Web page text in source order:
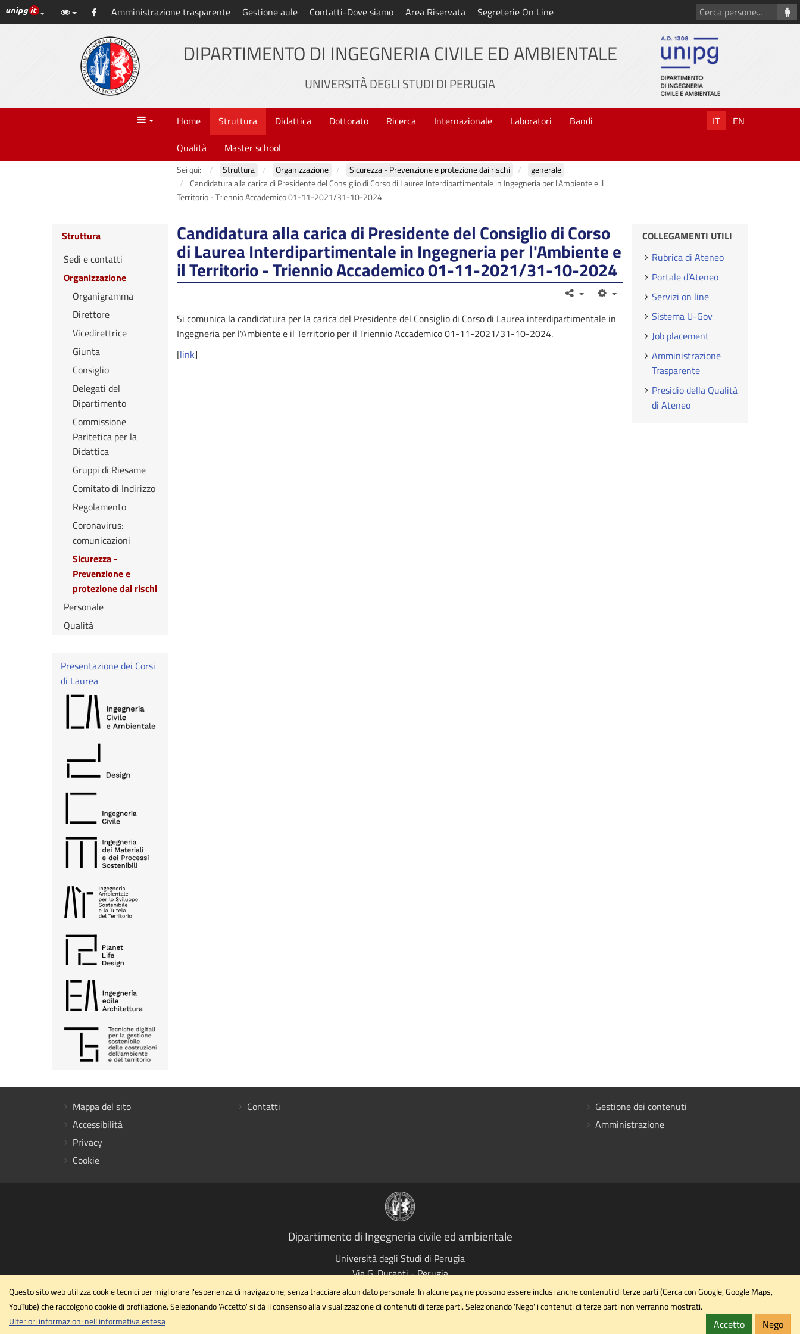
Vai
al
Link ai principali servizi web di Ateneo
Facebook
Amministrazione trasparente Gestione aule Contatti-Dove siamo Area Riservata Segreterie On Line
Cerca
persone
DIPARTIMENTO DI INGEGNERIA CIVILE ED AMBIENTALE
UNIVERSITÀ DEGLI STUDI DI PERUGIA
Menu Home Struttura Didattica Dottorato Ricerca Internazionale Laboratori
Bandi
Qualità
Master school
IT EN
Sei qui: Struttura Organizzazione Sicurezza - Prevenzione e protezione dai rischi
generale
Candidatura alla carica di Presidente del Consiglio di Corso di Laurea Interdipartimentale in Ingegneria per l'Ambiente e il
Territorio - Triennio Accademico 01-11-2021/31-10-2024
Candidatura alla carica di Presidente del Consiglio di Corso
di Laurea Interdipartimentale in Ingegneria per l'Ambiente e
il Territorio - Triennio Accademico 01-11-2021/31-10-2024
Si comunica la candidatura per la carica del Presidente del Consiglio di Corso di Laurea interdipartimentale in
Ingegneria per l'Ambiente e il Territorio per il Triennio Accademico 01-11-2021/31-10-2024.
[link]
Struttura
Sedi e contatti
Organizzazione
Organigramma
Direttore
Vicedirettrice
Giunta
Consiglio
Delegati del
Dipartimento
Commissione
Paritetica per la
Didattica
Gruppi di Riesame
Comitato di Indirizzo
Regolamento
Coronavirus:
comunicazioni
Sicurezza -
Prevenzione e
protezione dai rischi
Personale
Qualità
Presentazione dei Corsi
di Laurea
COLLEGAMENTI UTILI
Rubrica di Ateneo
Portale d’Ateneo
Servizi on line
Sistema U-Gov
Job placement
Amministrazione
Trasparente
Presidio della Qualità
di Ateneo
Mappa del sito
Accessibilità
Privacy
Cookie
Contatti
Gestione dei contenuti
Amministrazione
Dipartimento di Ingegneria civile ed ambientale
Università degli Studi di Perugia
Via G. Duranti - Perugia
Email
dipartimento.ing1@unipg.it
PECdipartimento.ing1@cert.unipg.it
Questo sito web utilizza cookie tecnici per migliorare l'esperienza di navigazione, senza tracciare alcun dato personale. In alcune pagine possono essere inclusi anche contenuti di terze parti (Cerca con Google, Google Maps,
YouTube) che raccolgono cookie di profilazione. Selezionando 'Accetto' si dà il consenso alla visualizzazione di contenuti di terze parti. Selezionando 'Nego' i contenuti di terze parti non verranno mostrati.
Ulteriori informazioni nell'informativa estesa
Accetto Nego